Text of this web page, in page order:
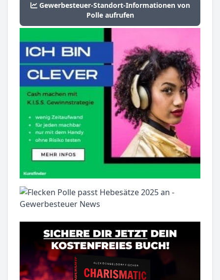
Gewerbesteuer-Standort-Informationen von
Polle aufrufen